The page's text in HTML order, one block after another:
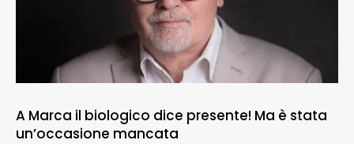
A Marca il biologico dice presente! Ma è stata
un’occasione mancata